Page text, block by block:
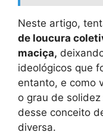
Neste artigo,
de loucura
maciça,
ideológicos que
entanto, e como
o grau de
desse conceito
diversa.